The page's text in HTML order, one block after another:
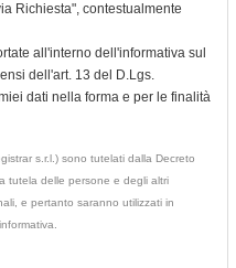
Richiesta", contestualmente
all'interno dell'informativa sul
dell'art. 13 del D.Lgs.
dati nella forma e per le finalità
s.r.l.) sono tutelati dalla Decreto
tutela delle persone e degli altri
e pertanto saranno utilizzati in